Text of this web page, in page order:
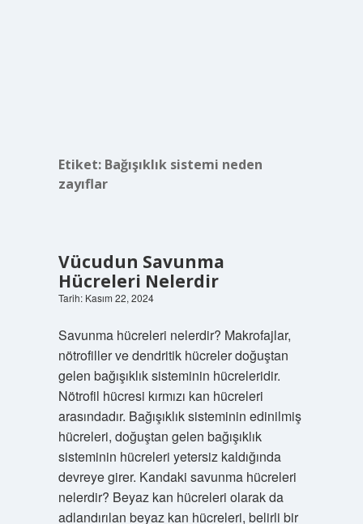
Etiket: Bağışıklık sistemi neden
zayıflar
Vücudun Savunma
Hücreleri Nelerdir
Tarih: Kasım 22, 2024
Savunma hücreleri nelerdir? Makrofajlar,
nötrofiller ve dendritik hücreler doğuştan
gelen bağışıklık sisteminin hücreleridir.
Nötrofil hücresi kırmızı kan hücreleri
arasındadır. Bağışıklık sisteminin edinilmiş
hücreleri, doğuştan gelen bağışıklık
sisteminin hücreleri yetersiz kaldığında
devreye girer. Kandaki savunma hücreleri
nelerdir? Beyaz kan hücreleri olarak da
adlandırılan beyaz kan hücreleri, belirli bir